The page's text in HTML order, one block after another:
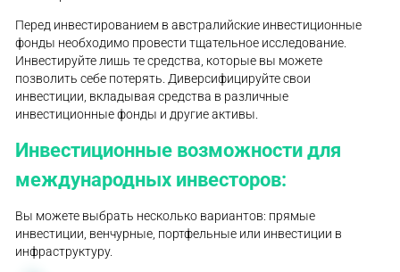
Перед инвестированием в австралийские инвестиционные
фонды необходимо провести тщательное исследование.
Инвестируйте лишь те средства, которые вы можете
позволить себе потерять. Диверсифицируйте свои
инвестиции, вкладывая средства в различные
инвестиционные фонды и другие активы.
Инвестиционные возможности для
международных инвесторов:
Вы можете выбрать несколько вариантов: прямые
инвестиции, венчурные, портфельные или инвестиции в
инфраструктуру.